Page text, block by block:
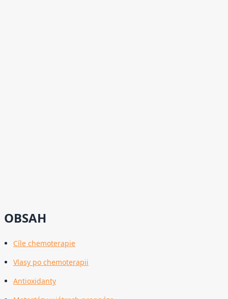
OBSAH
Cíle chemoterapie
Vlasy po chemoterapii
Antioxidanty